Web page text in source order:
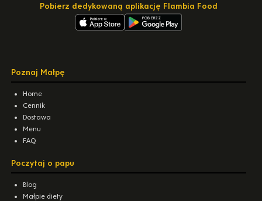
Pobierz dedykowaną aplikację Flambia Food
Poznaj Małpę
Home
Cennik
Dostawa
Menu
FAQ
Poczytaj o papu
Blog
Małpie diety